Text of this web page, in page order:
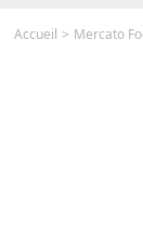
Accueil Mercato